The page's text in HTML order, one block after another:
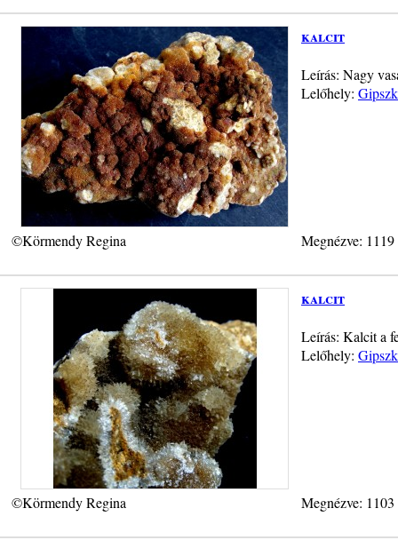
kalcit
Leírás: Nagy
Lelőhely:
©Körmendy Regina Megnézve:
kalcit
Leírás: Kalcit a
Lelőhely:
©Körmendy Regina Megnézve: